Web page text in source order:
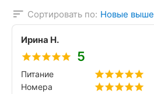
Сортировать по: Новые выше
Ирина Н.
5
Питание
Номера